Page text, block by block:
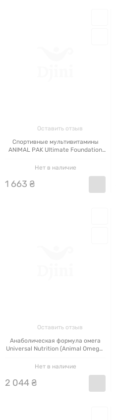
Оставить отзыв
Спортивные мультивитамины
ANIMAL PAK Ultimate Foundation
Нет в наличие
1 663 ₴
Оставить отзыв
Анаболическая формула омега
Universal Nutrition (Animal Omega)
Нет в наличие
2 044 ₴